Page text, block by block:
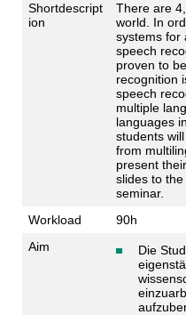
Shortdescript
ion
There are
world. In
systems for
speech
proven to
recognition
speech
multiple
languages
students
from
present
slides to
seminar.
Workload
90h
Aim
Die